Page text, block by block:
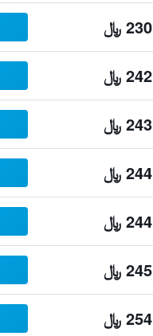
230 ﷼
242 ﷼
243 ﷼
244 ﷼
244 ﷼
245 ﷼
254 ﷼